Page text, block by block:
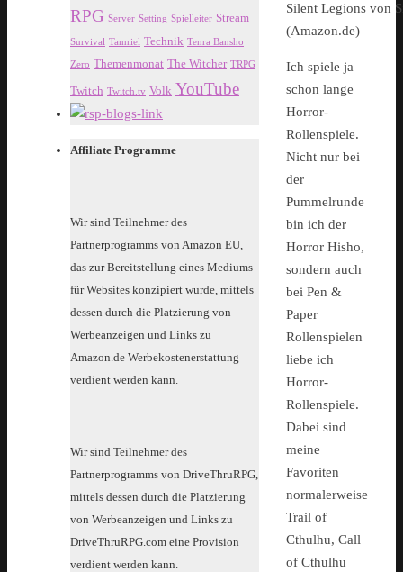
Silent Legions von
(Amazon.de)
Ich spiele ja
schon lange
Horror-
Rollenspiele.
Nicht nur bei
der
Pummelrunde
bin ich der
Horror Hisho,
sondern auch
bei Pen &
Paper
Rollenspielen
liebe ich
Horror-
Rollenspiele.
Dabei sind
meine
Favoriten
normalerweise
Trail of
Cthulhu, Call
of Cthulhu
RPG Server Setting Spielleiter Stream
Survival Tamriel Technik Tenra Bansho
Zero Themenmonat The Witcher TRPG
Twitch Twitch.tv Volk YouTube
Affiliate Programme
Wir sind Teilnehmer des
Partnerprogramms von Amazon EU,
das zur Bereitstellung eines Mediums
für Websites konzipiert wurde, mittels
dessen durch die Platzierung von
Werbeanzeigen und Links zu
Amazon.de Werbekostenerstattung
verdient werden kann.
Wir sind Teilnehmer des
Partnerprogramms von DriveThruRPG,
mittels dessen durch die Platzierung
von Werbeanzeigen und Links zu
DriveThruRPG.com eine Provision
verdient werden kann.